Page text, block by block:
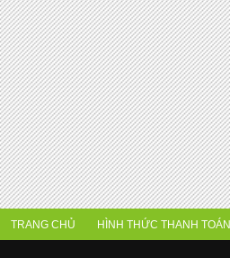
TRANG CHỦ HÌNH THỨC THANH TOÁN